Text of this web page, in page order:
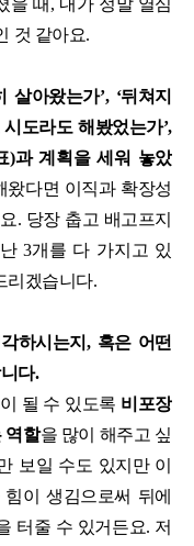
것 같아요.
아왔는가’, ‘뒤쳐지
도라도 해봤었는가’,
)과 계획을 세워 놓았
다면 이직과 확장성
. 당장 춥고 배고프지
3개를 다 가지고 있
리겠습니다.
하시는지, 혹은 어떤
다.
될 수 있도록 비포장
역할을 많이 해주고 싶
보일 수도 있지만 이
이 생김으로써 뒤에
터줄 수 있거든요. 저